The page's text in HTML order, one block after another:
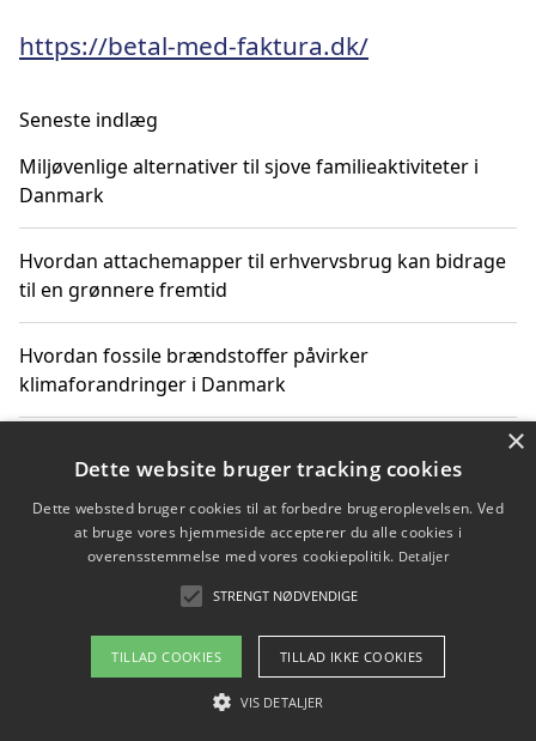
https://betal-med-faktura.dk/
Seneste indlæg
Miljøvenlige alternativer til sjove familieaktiviteter i
Danmark
Hvordan attachemapper til erhvervsbrug kan bidrage
til en grønnere fremtid
Hvordan fossile brændstoffer påvirker
klimaforandringer i Danmark
klimaændringer
Hvordan citater om fossile brændstoffer kan ændre
Copyright 2026 - Pilanto Aps
Om / kontakt
×
Dette website bruger tracking cookies
Dette websted bruger cookies til at forbedre brugeroplevelsen. Ved
at bruge vores hjemmeside accepterer du alle cookies i
overensstemmelse med vores cookiepolitik. Detaljer
STRENGT NØDVENDIGE
TILLAD COOKIES TILLAD IKKE COOKIES
VIS DETALJER